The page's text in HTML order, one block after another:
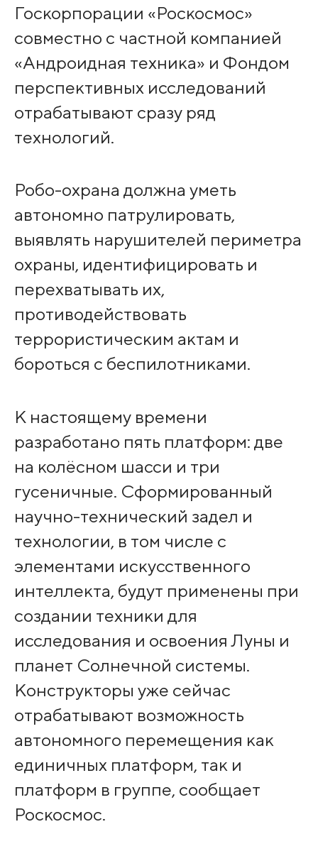
Госкорпорации «Роскосмос»
совместно с частной компанией
«Андроидная техника» и Фондом
перспективных исследований
отрабатывают сразу ряд
технологий.
Робо-охрана должна уметь
автономно патрулировать,
выявлять нарушителей периметра
охраны, идентифицировать и
перехватывать их,
противодействовать
террористическим актам и
бороться с беспилотниками.
К настоящему времени
разработано пять платформ: две
на колёсном шасси и три
гусеничные. Сформированный
научно-технический задел и
технологии, в том числе с
элементами искусственного
интеллекта, будут применены при
создании техники для
исследования и освоения Луны и
планет Солнечной системы.
Конструкторы уже сейчас
отрабатывают возможность
автономного перемещения как
единичных платформ, так и
платформ в группе, сообщает
Роскосмос.